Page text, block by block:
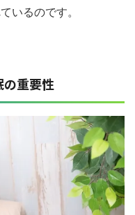
いるのです。
重要性